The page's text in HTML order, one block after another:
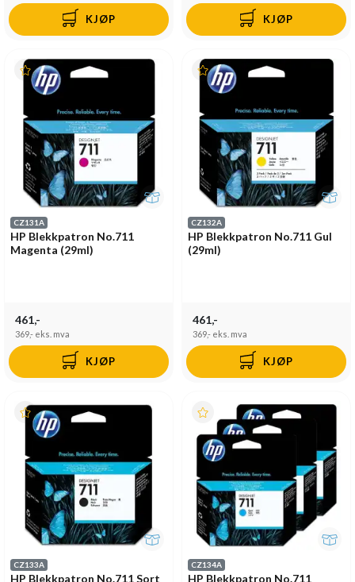
KJØP KJØP
CZ131A
HP Blekkpatron No.711
Magenta (29ml)
461,-
369,- eks. mva
KJØP
CZ132A
HP Blekkpatron No.711 Gul
(29ml)
461,-
369,- eks. mva
KJØP
CZ133A
HP Blekkpatron No.711 Sort
CZ134A
HP Blekkpatron No.711